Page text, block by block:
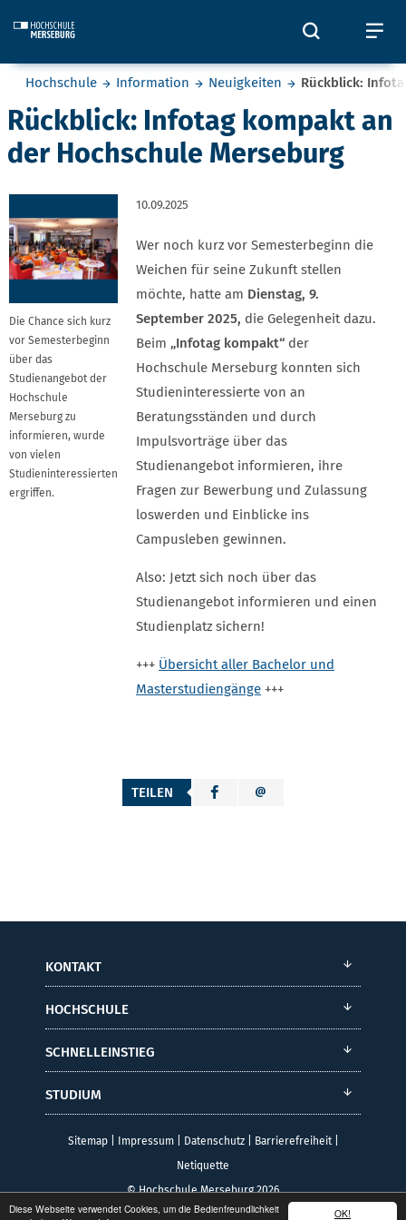
OK!
Diese Webseite verwendet Cookies, um die Bedienfreundlichkeit
Öffnet
Sie befinden sich hier:
Hochschule Information Neuigkeiten Rückblick:
Rückblick: Infotag kompakt an
der Hochschule Merseburg
Die Chance sich kurz
vor Semesterbeginn
über das
Studienangebot der
Hochschule
Merseburg zu
informieren, wurde
von vielen
Studieninteressierten
ergriffen.
10.09.2025
Wer noch kurz vor Semesterbeginn die
Weichen für seine Zukunft stellen
möchte, hatte am Dienstag, 9.
September 2025, die Gelegenheit dazu.
Beim „Infotag kompakt“ der
Hochschule Merseburg konnten sich
Studieninteressierte von an
Beratungsständen und durch
Impulsvorträge über das
Studienangebot informieren, ihre
Fragen zur Bewerbung und Zulassung
loswerden und Einblicke ins
Campusleben gewinnen.
Also: Jetzt sich noch über das
Studienangebot informieren und einen
Studienplatz sichern!
+++ Übersicht aller Bachelor und
Masterstudiengänge +++
TEILEN
KONTAKT
HOCHSCHULE
SCHNELLEINSTIEG
STUDIUM
Sitemap| Impressum| Datenschutz| Barrierefreiheit|
Netiquette
© Hochschule Merseburg 2026